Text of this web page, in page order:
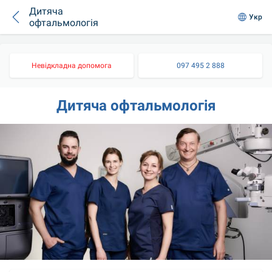
Дитяча
офтальмологія
Укр
Невідкладна допомога 097 495 2 888
Дитяча офтальмологія